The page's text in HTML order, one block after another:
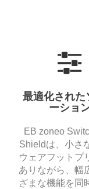
最適化された
ーショ
EB zoneo
Shieldは、小さ
ウェアフットプ
ありながら、幅
ざまな機能を同